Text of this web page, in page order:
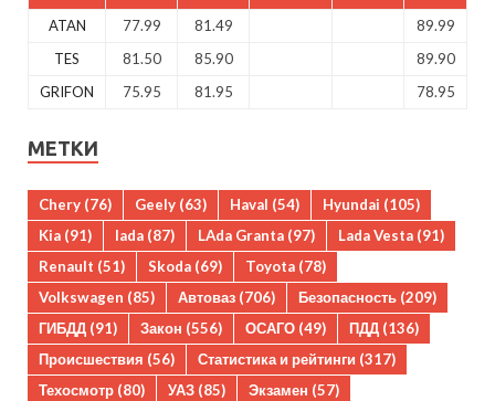
ATAN 77.99 81.49
89.99
TES
81.50 85.90
89.90
GRIFON
75.95 81.95 78.95
МЕТКИ
Chery (76) Geely (63) Haval (54) Hyundai (105)
Kia (91) lada (87) LAda Granta (97) Lada Vesta (91)
Renault (51) Skoda (69) Toyota (78)
Volkswagen (85) Автоваз (706) Безопасность (209)
ГИБДД (91) Закон (556) ОСАГО (49) ПДД (136)
Происшествия (56) Статистика и рейтинги (317)
Техосмотр (80) УАЗ (85) Экзамен (57)